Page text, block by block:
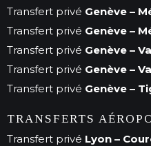
Transfert privé Genève –
Transfert privé Genève –
Transfert privé Genève –
Transfert privé Genève –
Transfert privé Genève –
TRANSFERTS
Transfert privé Lyon –